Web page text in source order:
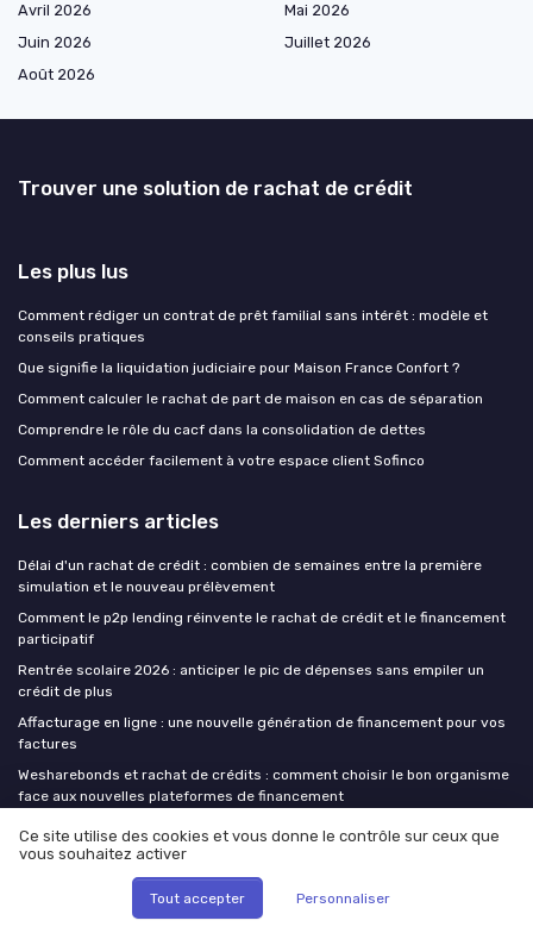
Avril 2026
Mai 2026
Juin 2026
Juillet 2026
Août 2026
Trouver une solution de rachat de crédit
Les plus lus
Comment rédiger un contrat de prêt familial sans intérêt : modèle et
conseils pratiques
Que signifie la liquidation judiciaire pour Maison France Confort ?
Comment calculer le rachat de part de maison en cas de séparation
Comprendre le rôle du cacf dans la consolidation de dettes
Comment accéder facilement à votre espace client Sofinco
Les derniers articles
Délai d'un rachat de crédit : combien de semaines entre la première
simulation et le nouveau prélèvement
Comment le p2p lending réinvente le rachat de crédit et le financement
participatif
Rentrée scolaire 2026 : anticiper le pic de dépenses sans empiler un
crédit de plus
Affacturage en ligne : une nouvelle génération de financement pour vos
factures
Wesharebonds et rachat de crédits : comment choisir le bon organisme
face aux nouvelles plateformes de financement
Le rachat de credit
Ce site utilise des cookies et vous donne le contrôle sur ceux que
vous souhaitez activer
Tout accepter Personnaliser